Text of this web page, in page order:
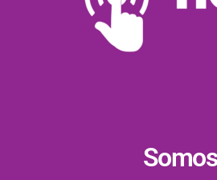
Somos